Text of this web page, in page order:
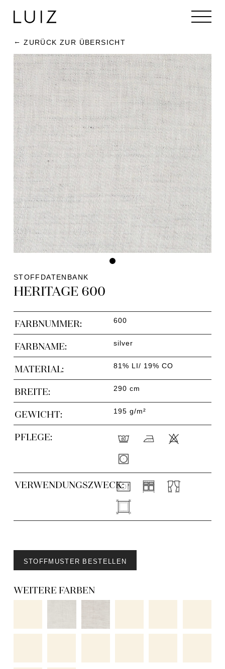
ZURÜCK ZUR ÜBERSICHT
STOFFDATENBANK
HERITAGE 600
FARBNUMMER: 600
FARBNAME: silver
MATERIAL: 81% LI/ 19% CO
BREITE: 290 cm
GEWICHT: 195 g/m²
PFLEGE:
VERWENDUNGSZWECK:
STOFFMUSTER BESTELLEN
WEITERE FARBEN